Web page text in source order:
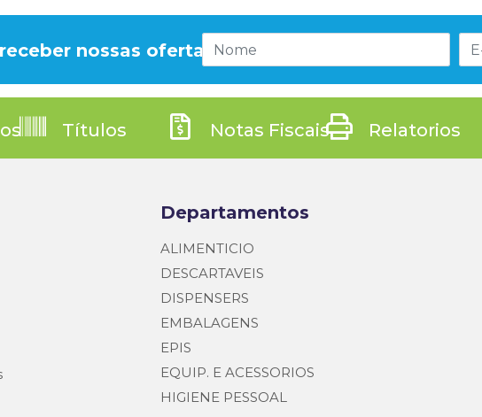
nossas ofertas!
Títulos Notas Fiscais Relatorios
Departamentos
ALIMENTICIO
DESCARTAVEIS
DISPENSERS
EMBALAGENS
EPIS
EQUIP. E ACESSORIOS
HIGIENE PESSOAL